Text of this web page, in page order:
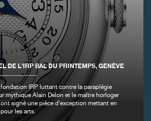
DE L’IRP BAL DU PRINTEMPS, GENÈVE
IRP luttant contre la paraplégie
mythique Alain Delon et le maître horloger
signé une pièce d’exception mettant en
les arts.